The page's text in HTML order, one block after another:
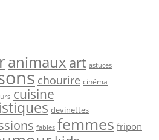
animaux art astuces
chourire cinéma
cuisine
devinettes
fables femmes fripon